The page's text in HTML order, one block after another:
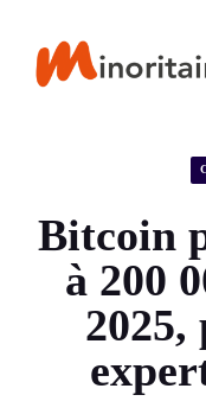
contenu
Bitcoin
à 200
2025,